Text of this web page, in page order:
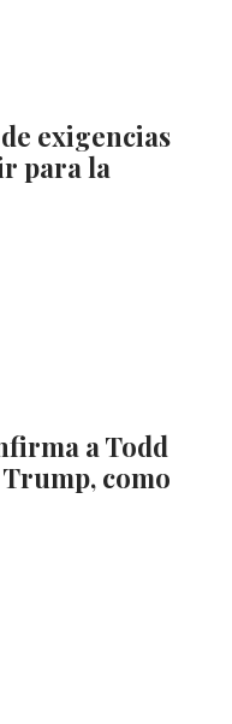
exigencias
para la
a Todd
como